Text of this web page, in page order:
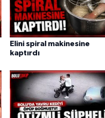
Elini spiral makinesine
kaptırdı